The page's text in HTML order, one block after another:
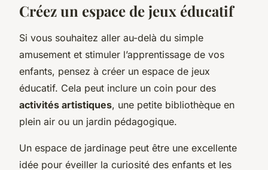
Créez un espace de jeux éducatif
Si vous souhaitez aller au-delà du simple
amusement et stimuler l’apprentissage de vos
enfants, pensez à créer un espace de jeux
éducatif. Cela peut inclure un coin pour des
activités artistiques, une petite bibliothèque en
plein air ou un jardin pédagogique.
Un espace de jardinage peut être une excellente
idée pour éveiller la curiosité des enfants et les